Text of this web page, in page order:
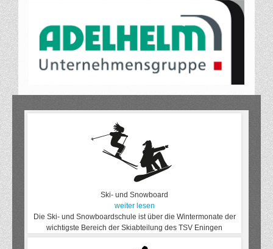
Ski- und Snowboard
weiter lesen
Die Ski- und Snowboardschule ist über die Wintermonate der
wichtigste Bereich der Skiabteilung des TSV Eningen